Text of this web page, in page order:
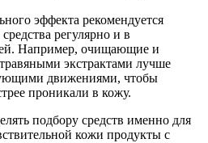
эффекта рекомендуется
регулярно и в
Например, очищающие и
экстрактами лучше
движениями, чтобы
проникали в кожу.
подбору средств именно для
кожи продукты с